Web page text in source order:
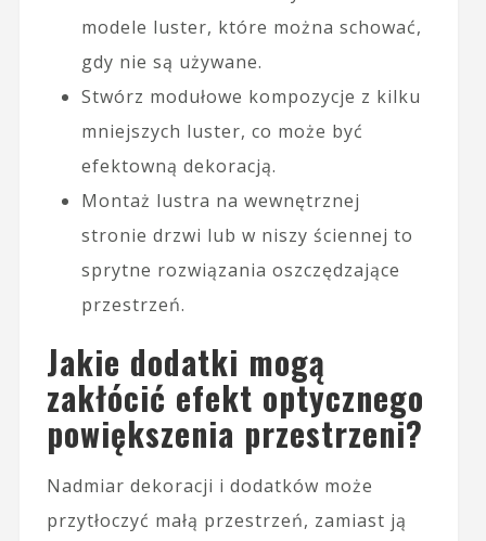
modele luster, które można schować,
gdy nie są używane.
Stwórz modułowe kompozycje z kilku
mniejszych luster, co może być
efektowną dekoracją.
Montaż lustra na wewnętrznej
stronie drzwi lub w niszy ściennej to
sprytne rozwiązania oszczędzające
przestrzeń.
Jakie dodatki mogą
zakłócić efekt optycznego
powiększenia przestrzeni?
Nadmiar dekoracji i dodatków może
przytłoczyć małą przestrzeń, zamiast ją